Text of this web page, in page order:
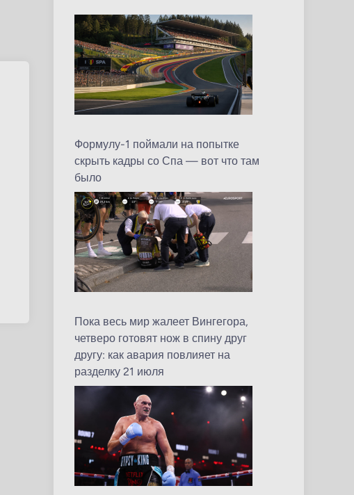
Формулу-1 поймали на попытке
скрыть кадры со Спа — вот что там
было
Пока весь мир жалеет Вингегора,
четверо готовят нож в спину друг
другу: как авария повлияет на
разделку 21 июля